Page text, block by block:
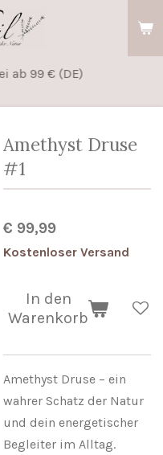
ab 99 € (DE)
Amethyst Druse
#1
€ 99,99
Kostenloser Versand
In den
Warenkorb
Amethyst Druse – ein
wahrer Schatz der Natur
und dein energetischer
Begleiter im Alltag.